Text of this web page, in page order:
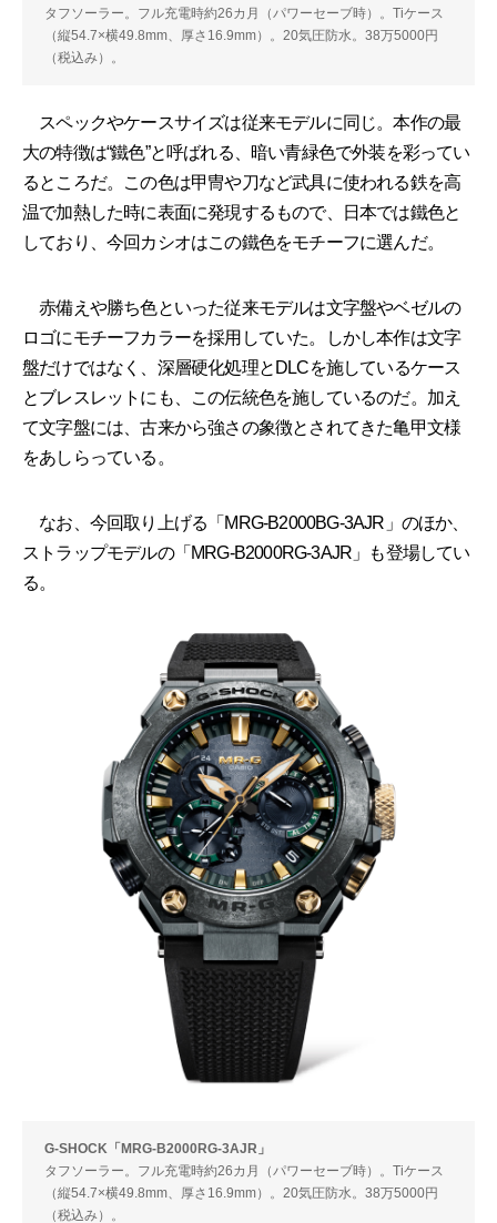
タフソーラー。フル充電時約26カ月（パワーセーブ時）。Tiケース
（縦54.7×横49.8mm、厚さ16.9mm）。20気圧防水。38万5000円
（税込み）。
スペックやケースサイズは従来モデルに同じ。本作の最
大の特徴は“鐵色”と呼ばれる、暗い青緑色で外装を彩ってい
るところだ。この色は甲冑や刀など武具に使われる鉄を高
温で加熱した時に表面に発現するもので、日本では鐵色と
しており、今回カシオはこの鐵色をモチーフに選んだ。
赤備えや勝ち色といった従来モデルは文字盤やベゼルの
ロゴにモチーフカラーを採用していた。しかし本作は文字
盤だけではなく、深層硬化処理とDLCを施しているケース
とブレスレットにも、この伝統色を施しているのだ。加え
て文字盤には、古来から強さの象徴とされてきた亀甲文様
をあしらっている。
なお、今回取り上げる「MRG-B2000BG-3AJR」のほか、
ストラップモデルの「MRG-B2000RG-3AJR」も登場してい
る。
G-SHOCK「MRG-B2000RG-3AJR」
タフソーラー。フル充電時約26カ月（パワーセーブ時）。Tiケース
（縦54.7×横49.8mm、厚さ16.9mm）。20気圧防水。38万5000円
（税込み）。